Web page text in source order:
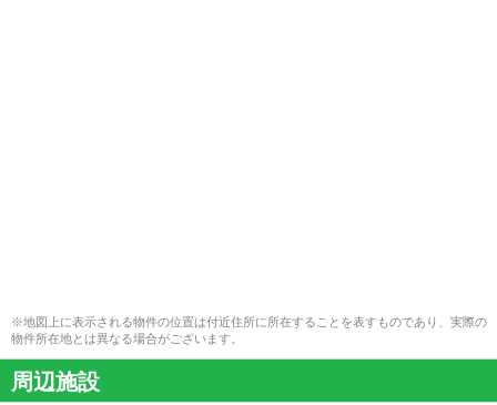
※地図上に表示される物件の位置は付近住所に所在することを表すものであり、実際の
物件所在地とは異なる場合がございます。
周辺施設